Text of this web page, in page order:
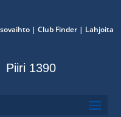
| Club Finder | Lahjoita
Piiri 1390